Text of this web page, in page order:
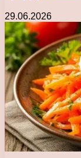
29.06.2026